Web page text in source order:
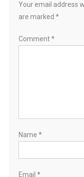
Your email address
are marked *
Comment*
Name *
Email *